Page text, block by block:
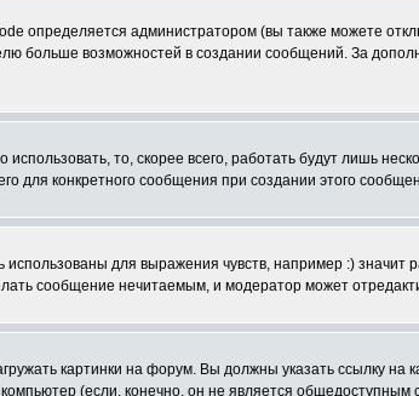
определяется администратором (вы также можете
больше возможностей в создании сообщений. За
то, скорее всего, работать будут лишь
для конкретного сообщения при создании этого
для выражения чувств, например :) значит
сообщение нечитаемым, и модератор может
картинки на форум. Вы должны указать ссылку
(если, конечно, он не является